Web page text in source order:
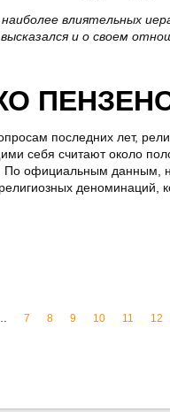
влиятельных
и о своем
последних лет,
себя считают около
По официальным данным,
деноминаций,
7 8 9 10 11 12